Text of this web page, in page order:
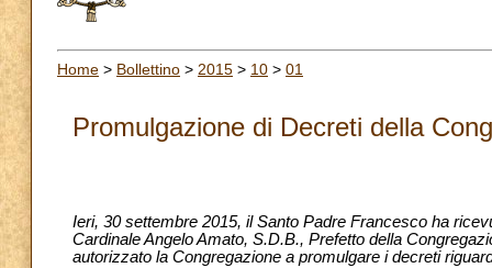
Home > Bollettino > 2015 > 10 > 01
Promulgazione di Decreti della
Ieri, 30 settembre 2015, il Santo Padre Francesco ha
Cardinale Angelo Amato, S.D.B., Prefetto della
autorizzato la Congregazione a promulgare i decreti